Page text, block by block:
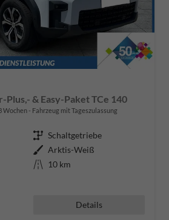
& Easy-Paket TCe 140
Wochen Fahrzeug mit Tageszulassung
Getriebe Schaltgetriebe
Außenfarbe Arktis-Weiß
Kilometerstand 10 km
Details